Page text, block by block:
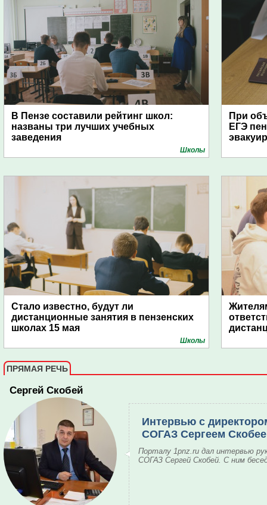
В Пензе составили рейтинг школ:
названы три лучших учебных
заведения
Школы
При
ЕГЭ
Стало известно, будут ли
дистанционные занятия в пензенских
школах 15 мая
Школы
ПРЯМАЯ РЕЧЬ
Сергей Скобей
Интервью с
СОГАЗ Сергеем
Порталу 1pnz.ru дал интервью
СОГАЗ Сергей Скобей. С ним